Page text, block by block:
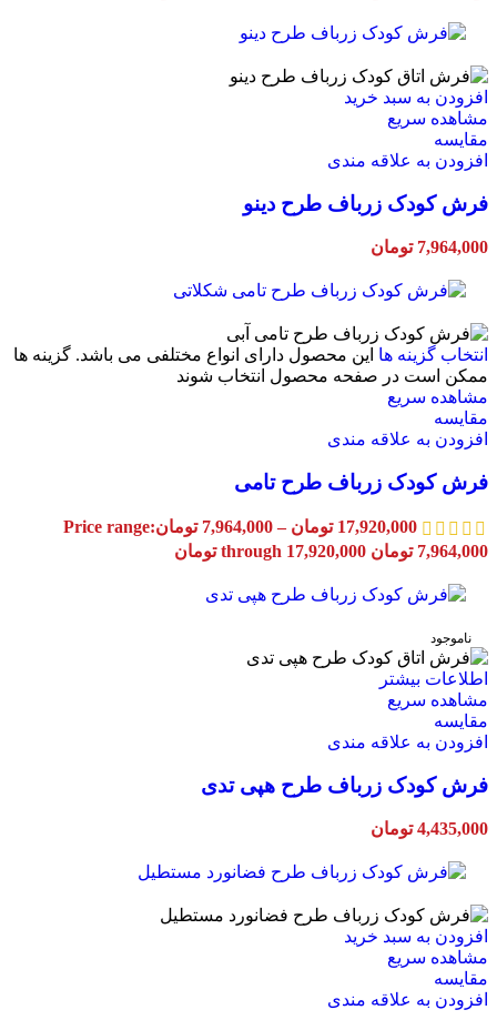
افزودن به سبد خرید
مشاهده سریع
مقایسه
افزودن به علاقه مندی
فرش کودک زرباف طرح دینو
7,964,000 تومان
انتخاب گزینه ها این محصول دارای انواع مختلفی می باشد. گزینه ها
ممکن است در صفحه محصول انتخاب شوند
مشاهده سریع
مقایسه
افزودن به علاقه مندی
فرش کودک زرباف طرح تامی
17,920,000 تومان –
7,964,000 تومانPrice range:
7,964,000 تومان through 17,920,000 تومان
ناموجود
اطلاعات بیشتر
مشاهده سریع
مقایسه
افزودن به علاقه مندی
فرش کودک زرباف طرح هپی تدی
4,435,000 تومان
افزودن به سبد خرید
مشاهده سریع
مقایسه
افزودن به علاقه مندی